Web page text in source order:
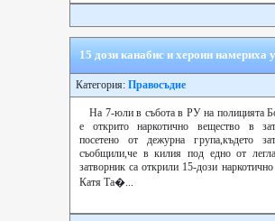
15 дози канабис и хероин намериха
Категория: Правосъдие
На 7-юли в събота в РУ на полицията
е открито наркотично вещество в
посетено от дежурна група,където
съобщили,че в килия под едно от
затворник са открили 15-дози
Катя Та�...